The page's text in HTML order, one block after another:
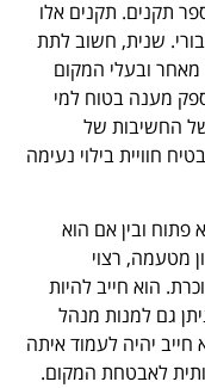
תקנים. תקנים אלו
שנית, חשוב לתת
ובעלי המקום
מענה בטוח למי
החשיבות של
חוויית בילוי נעימה
פתוח ובין אם הוא
מטעמה, רצוי
הוא חייב להיות
גם למנות מנהל
יהיה לעמוד איתה
לאבטחת המקום.